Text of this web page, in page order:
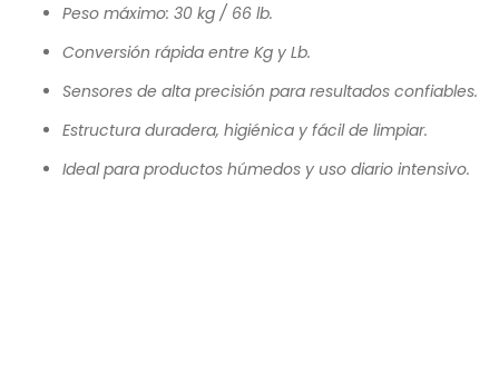
Peso máximo: 30 kg / 66 lb.
Conversión rápida entre Kg y Lb.
Sensores de alta precisión para resultados confiables.
Estructura duradera, higiénica y fácil de limpiar.
Ideal para productos húmedos y uso diario intensivo.